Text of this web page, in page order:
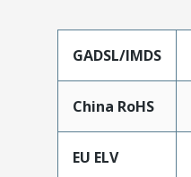
GADSL/IMDS
China RoHS
EU ELV